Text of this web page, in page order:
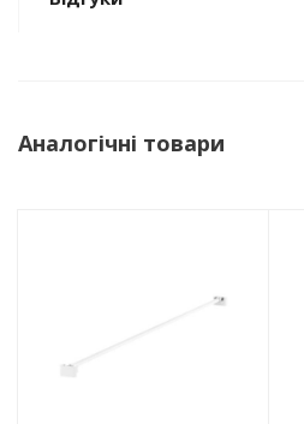
Аналогічні товари